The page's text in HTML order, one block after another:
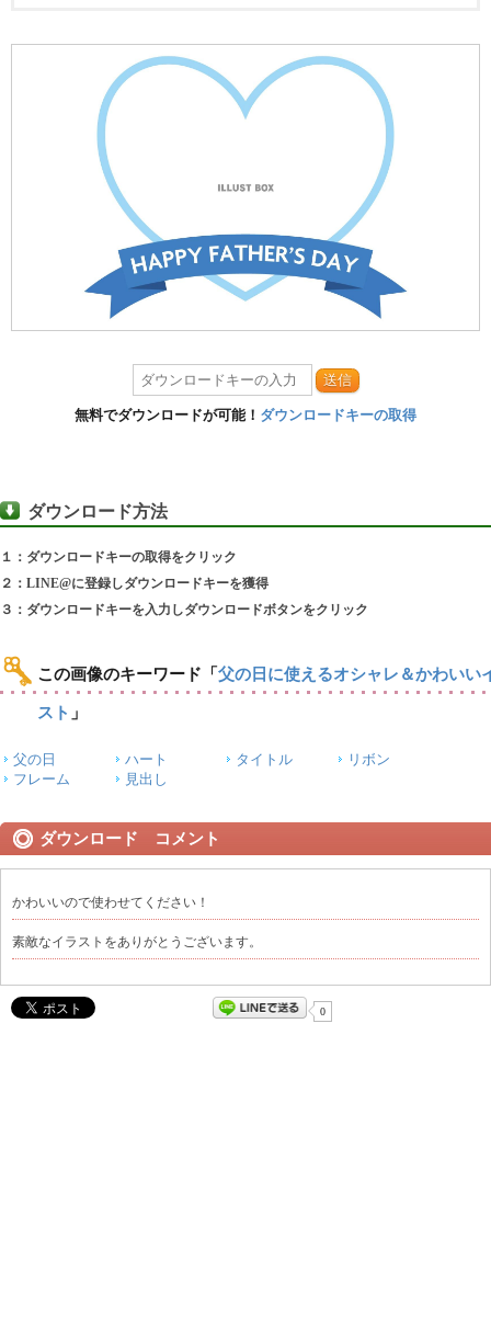
送信
無料でダウンロードが可能！ ダウンロードキーの取得
ダウンロード方法
１：ダウンロードキーの取得をクリック
２：LINE@に登録しダウンロードキーを獲得
３：ダウンロードキーを入力しダウンロードボタンをクリック
この画像のキーワード 「 父の日に使えるオシャレ＆かわいい
スト 」
父の日 ハート タイトル
リボン
フレーム
見出し
ダウンロード コメント
かわいいので使わせてください！
素敵なイラストをありがとうございます。
0